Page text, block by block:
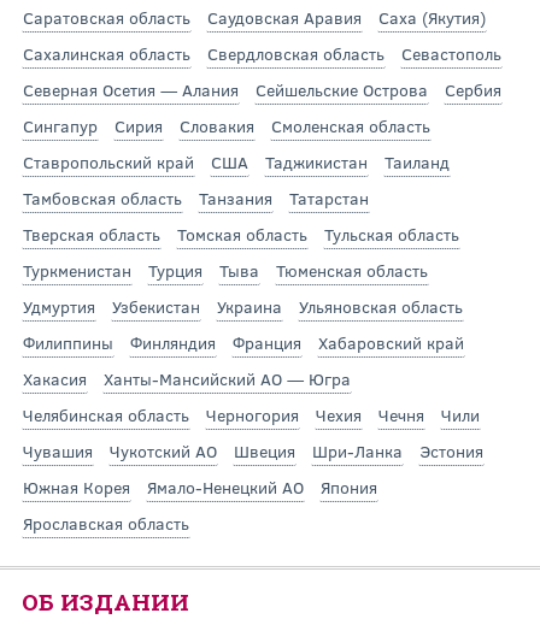
Саратовская область
Саудовская Аравия
Саха (Якутия)
Сахалинская область
Свердловская область
Севастополь
Северная Осетия — Алания
Сейшельские Острова
Сербия
Сингапур
Сирия Словакия
Смоленская область
Ставропольский край
США Таджикистан
Таиланд
Тамбовская область
Танзания
Татарстан
Тверская область
Томская область
Тульская область
Туркменистан
Турция Тыва
Тюменская область
Удмуртия
Узбекистан Украина
Ульяновская область
Филиппины
Финляндия Франция
Хабаровский край
Хакасия
Ханты-Мансийский АО — Югра
Челябинская область
Черногория Чехия Чечня
Чили
Чувашия
Чукотский АО Швеция Шри-Ланка
Эстония
Южная Корея
Ямало-Ненецкий АО
Япония
Ярославская область
ОБ ИЗДАНИИ